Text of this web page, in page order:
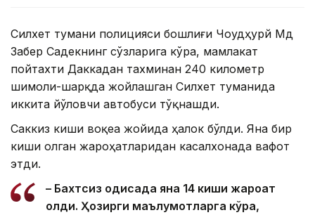
Силхет тумани полицияси бошлиғи Чоудҳурй Мд
Забер Садекнинг сўзларига кўра, мамлакат
пойтахти Даккадан тахминан 240 километр
шимоли-шарқда жойлашган Силхет туманида
иккита йўловчи автобуси тўқнашди.
Саккиз киши воқеа жойида ҳалок бўлди. Яна бир
киши олган жароҳатларидан касалхонада вафот
этди.
– Бахтсиз ҳодисада яна 14 киши жароҳат
олди. Ҳозирги маълумотларга кўра,